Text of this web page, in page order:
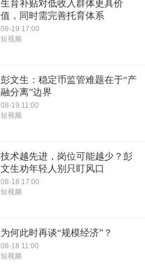
生育补贴对低收入群体更具价
值，同时需完善托育体系
08-19 17:00
短视频
彭文生：稳定币监管难题在于“产
融分离”边界
08-19 11:00
短视频
技术越先进，岗位可能越少？彭
文生劝年轻人别只盯风口
08-18 17:00
短视频
为何此时再谈“规模经济”？
08-18 11:00
短视频